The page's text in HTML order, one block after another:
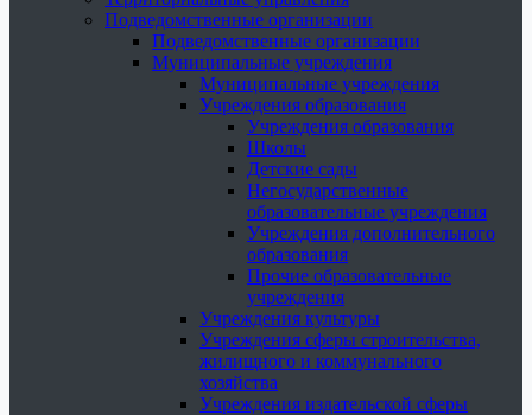
Подведомственные организации
Подведомственные организации
Муниципальные учреждения
Муниципальные учреждения
Учреждения образования
Учреждения образования
Школы
Детские сады
Негосударственные
образовательные учреждения
Учреждения дополнительного
образования
Прочие образовательные
учреждения
Учреждения культуры
Учреждения сферы строительства,
жилищного и коммунального
хозяйства
Учреждения издательской сферы